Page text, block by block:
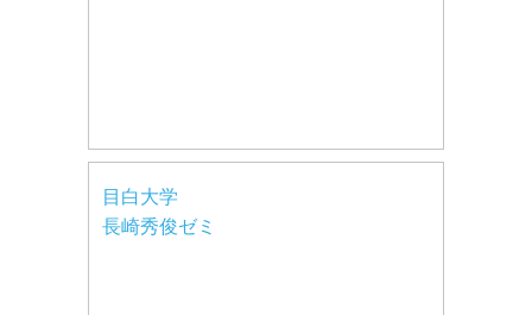
目白大学
長崎秀俊ゼミ